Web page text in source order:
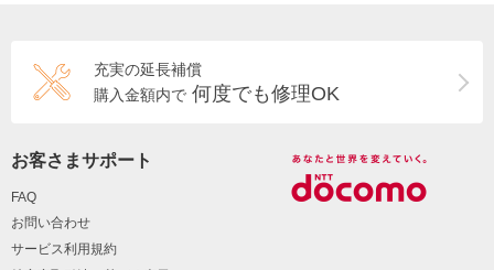
充実の延長補償
購入金額内で 何度でも修理OK
お客さまサポート
FAQ
お問い合わせ
サービス利用規約